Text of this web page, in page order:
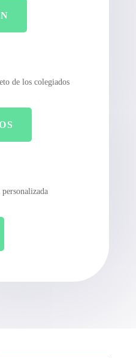
de los colegiados